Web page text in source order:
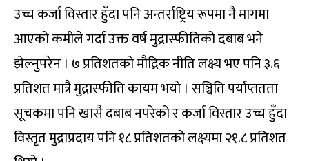
उच्च कर्जा विस्तार हुँदा पनि अन्तर्राष्ट्रिय रूपमा नै मागमा
आएको कमीले गर्दा उक्त वर्ष मुद्रास्फीतिको दबाब भने
झेल्नुपरेन । ७ प्रतिशतको मौद्रिक नीति लक्ष्य भए पनि ३.६
प्रतिशत मात्रै मुद्रास्फीति कायम भयो । सञ्चिति पर्याप्ततता
सूचकमा पनि खासै दबाब नपरेको र कर्जा विस्तार उच्च हुँदा
विस्तृत मुद्राप्रदाय पनि १८ प्रतिशतको लक्ष्यमा २१.८ प्रतिशत